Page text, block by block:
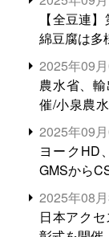
【全豆連
綿豆腐は多
2025年09
農水省、
催/小泉農
る。米増産
2025年09
ヨークHD
GMSから
2025年08
日本アク